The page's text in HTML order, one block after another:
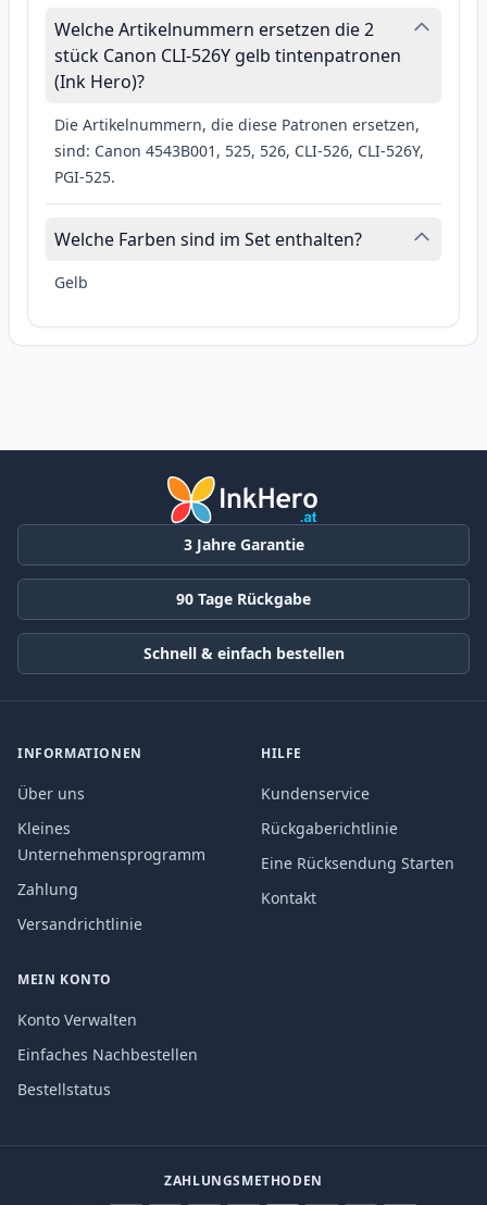
Welche Artikelnummern ersetzen die 2
stück Canon CLI-526Y gelb tintenpatronen
(Ink Hero)?
Die Artikelnummern, die diese Patronen ersetzen,
sind: Canon 4543B001, 525, 526, CLI-526, CLI-526Y,
PGI-525.
Welche Farben sind im Set enthalten?
Gelb
3 Jahre Garantie
90 Tage Rückgabe
Schnell & einfach bestellen
INFORMATIONEN
Über uns
Kleines
Unternehmensprogramm
Zahlung
Versandrichtlinie
HILFE
Kundenservice
Rückgaberichtlinie
Eine Rücksendung Starten
Kontakt
MEIN KONTO
Konto Verwalten
Einfaches Nachbestellen
Bestellstatus
ZAHLUNGSMETHODEN